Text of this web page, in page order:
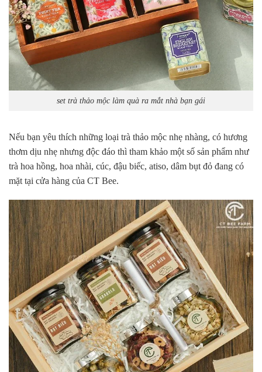
set trà thảo mộc làm quà ra mắt nhà bạn gái
Nếu bạn yêu thích những loại trà thảo mộc nhẹ nhàng, có hương
thơm dịu nhẹ nhưng độc đáo thì tham khảo một số sản phẩm như
trà hoa hồng, hoa nhài, cúc, đậu biếc, atiso, dâm bụt đỏ đang có
mặt tại cửa hàng của CT Bee.